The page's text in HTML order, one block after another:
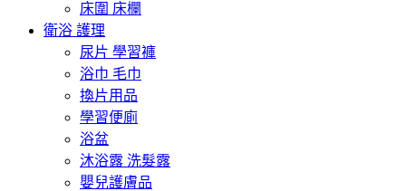
床圍 床欄
衛浴 護理
尿片 學習褲
浴巾 毛巾
換片用品
學習便廁
浴盆
沐浴露 洗髮露
嬰兒護膚品